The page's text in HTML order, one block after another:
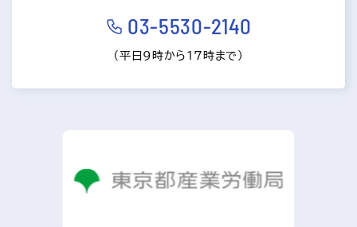
03-5530-2140
（平日9時から17時まで）